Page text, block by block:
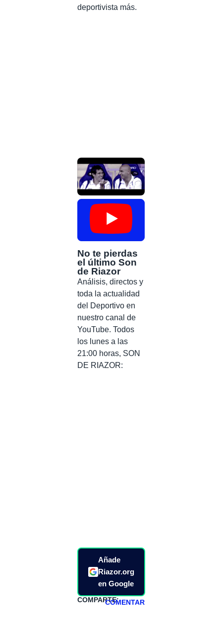
deportivista más.
No te pierdas
el último Son
de Riazor
Análisis, directos y
toda la actualidad
del Deportivo en
nuestro canal de
YouTube. Todos
los lunes a las
21:00 horas, SON
DE RIAZOR:
Añade
Riazor.org
en Google
COMPARTE:COMENTAR